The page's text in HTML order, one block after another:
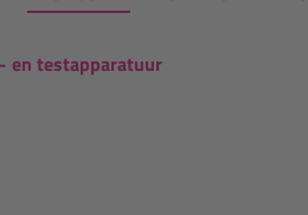
en testapparatuur